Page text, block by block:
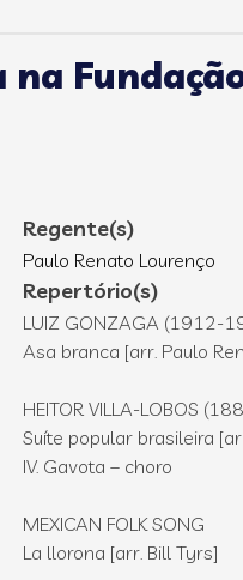
na
Regente(s)
Paulo Renato Lourenço
Repertório(s)
LUIZ GONZAGA (1912-
Asa branca [arr. Paulo
HEITOR VILLA-LOBOS
Suíte popular brasileira
IV. Gavota – choro
MEXICAN FOLK SONG
La llorona [arr. Bill Tyrs]